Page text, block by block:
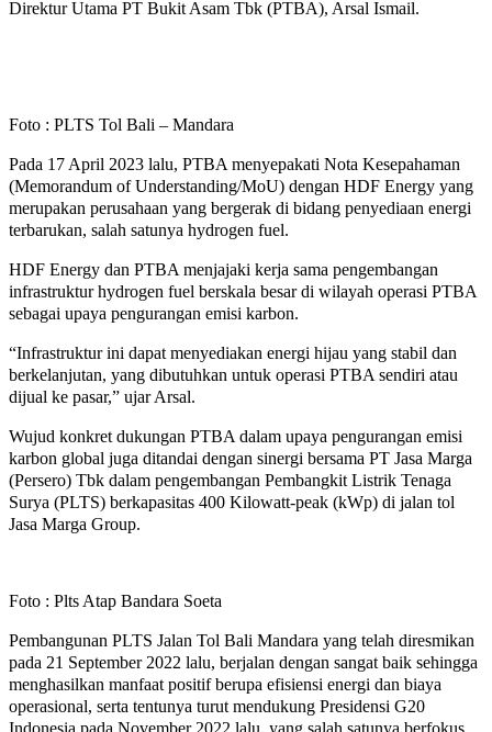
Direktur Utama PT Bukit Asam Tbk (PTBA), Arsal Ismail.
Foto : PLTS Tol Bali – Mandara
Pada 17 April 2023 lalu, PTBA menyepakati Nota Kesepahaman
(Memorandum of Understanding/MoU) dengan HDF Energy yang
merupakan perusahaan yang bergerak di bidang penyediaan energi
terbarukan, salah satunya hydrogen fuel.
HDF Energy dan PTBA menjajaki kerja sama pengembangan
infrastruktur hydrogen fuel berskala besar di wilayah operasi PTBA
sebagai upaya pengurangan emisi karbon.
“Infrastruktur ini dapat menyediakan energi hijau yang stabil dan
berkelanjutan, yang dibutuhkan untuk operasi PTBA sendiri atau
dijual ke pasar,” ujar Arsal.
Wujud konkret dukungan PTBA dalam upaya pengurangan emisi
karbon global juga ditandai dengan sinergi bersama PT Jasa Marga
(Persero) Tbk dalam pengembangan Pembangkit Listrik Tenaga
Surya (PLTS) berkapasitas 400 Kilowatt-peak (kWp) di jalan tol
Jasa Marga Group.
Foto : Plts Atap Bandara Soeta
Pembangunan PLTS Jalan Tol Bali Mandara yang telah diresmikan
pada 21 September 2022 lalu, berjalan dengan sangat baik sehingga
menghasilkan manfaat positif berupa efisiensi energi dan biaya
operasional, serta tentunya turut mendukung Presidensi G20
Indonesia pada November 2022 lalu, yang salah satunya berfokus